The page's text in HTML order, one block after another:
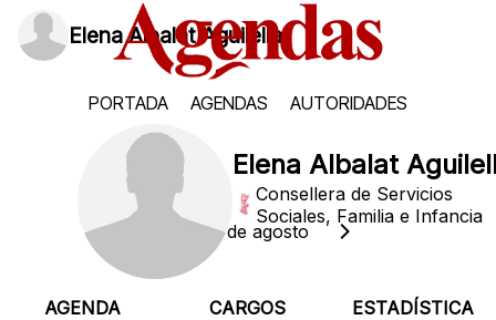
Elena Albalat Aguilella
PORTADA AGENDAS AUTORIDADES
Elena Albalat
Consellera de Servicios
Sociales, Familia e Infancia
AGENDA CARGOS ESTADÍSTICA
Sábado, 8 de agosto